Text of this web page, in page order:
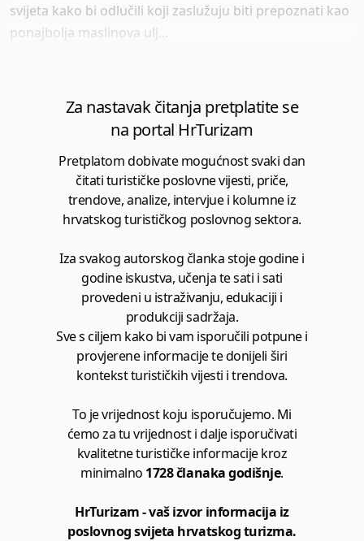
svijeta kako bi odlučili koji zaslužuju biti prepoznati kao
ponajbolja maslinova ulj...
Za nastavak čitanja pretplatite se
na portal HrTurizam
Pretplatom dobivate mogućnost svaki dan
čitati turističke poslovne vijesti, priče,
trendove, analize, intervjue i kolumne iz
hrvatskog turističkog poslovnog sektora.
Iza svakog autorskog članka stoje godine i
godine iskustva, učenja te sati i sati
provedeni u istraživanju, edukaciji i
produkciji sadržaja.
Sve s ciljem kako bi vam isporučili potpune i
provjerene informacije te donijeli širi
kontekst turističkih vijesti i trendova.
To je vrijednost koju isporučujemo. Mi
ćemo za tu vrijednost i dalje isporučivati
kvalitetne turističke informacije kroz
minimalno 1728 članaka godišnje.
HrTurizam - vaš izvor informacija iz
poslovnog svijeta hrvatskog turizma.